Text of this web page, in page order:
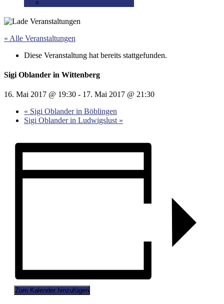
« Alle Veranstaltungen
Diese Veranstaltung hat bereits stattgefunden.
Sigi Oblander in Wittenberg
16. Mai 2017 @ 19:30 - 17. Mai 2017 @ 21:30
« Sigi Oblander in Böblingen
Sigi Oblander in Ludwigslust »
Zum Kalender hinzufügen